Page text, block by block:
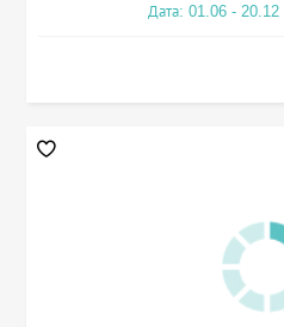
Дата: 01.06 - 20.12